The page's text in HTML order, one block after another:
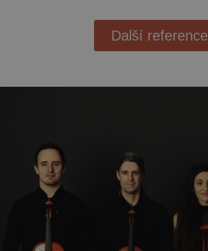
Další reference